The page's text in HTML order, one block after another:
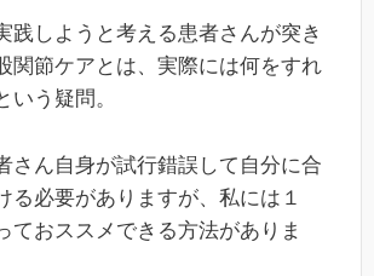
践しようと考える患者さんが突き
関節ケアとは、実際には何をすれ
いう疑問。
さん自身が試行錯誤して自分に合
る必要がありますが、私には１
ておススメできる方法がありま